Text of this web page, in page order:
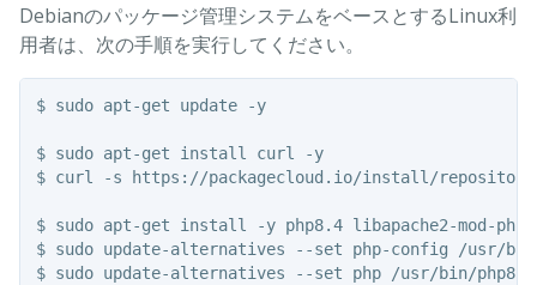
Debianのパッケージ管理システムをベースとするLinux利
用者は、次の手順を実行してください。
$ sudo apt-get update -y
$ sudo apt-get install curl -y
$ curl -s https://packagecloud.io/install/
$ sudo apt-get install -y php8.4 libapache2-mod-
$ sudo update-alternatives --set php-config /usr/
$ sudo update-alternatives --set php /usr/bin/php8.4